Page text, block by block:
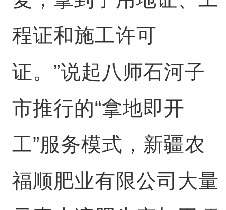
程证和施工许可
证。”说起八师石河子
市推行的“拿地即开
工”服务模式，新疆农
福顺肥业有限公司大量